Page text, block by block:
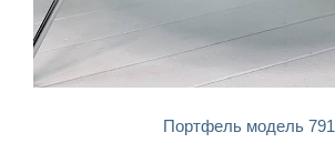
Портфель модель 791